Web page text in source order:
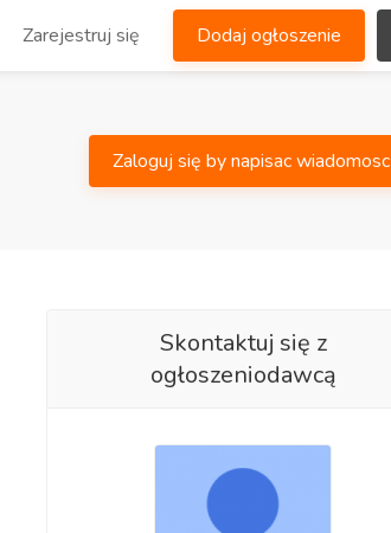
Zarejestruj się Dodaj ogłoszenie
Zaloguj się by napisac wiadomosc
Skontaktuj się z
ogłoszeniodawcą